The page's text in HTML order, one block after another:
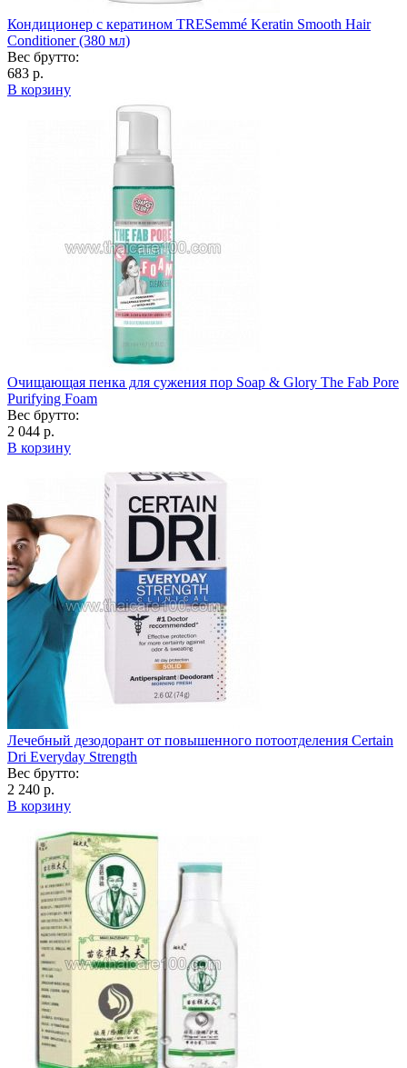
Кондиционер с кератином TRESemmé Keratin Smooth Hair
Conditioner (380 мл)
Вес брутто:
683 р.
В корзину
Очищающая пенка для сужения пор Soap & Glory The Fab Pore
Purifying Foam
Вес брутто:
2 044 р.
В корзину
Лечебный дезодорант от повышенного потоотделения Certain
Dri Everyday Strength
Вес брутто:
2 240 р.
В корзину